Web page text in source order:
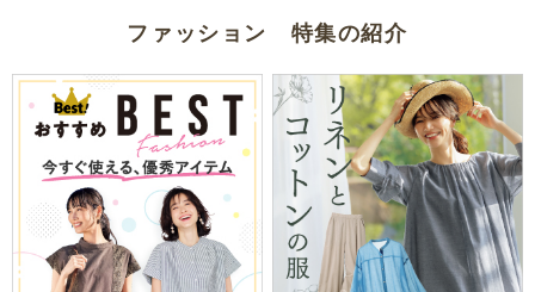
ファッション 特集の紹介